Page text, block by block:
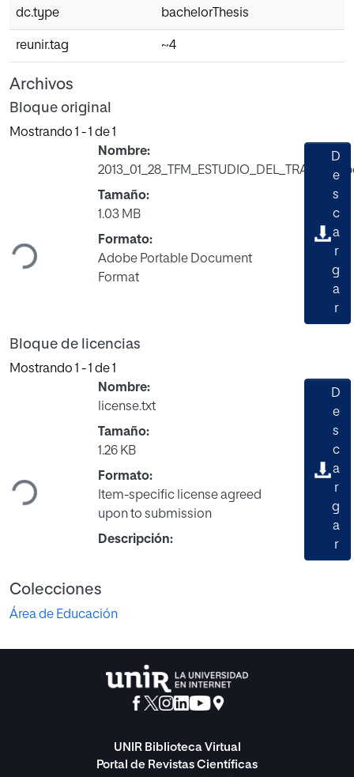
dc.type bachelorThesis
reunir.tag ~4
Archivos
Bloque original
Mostrando 1 - 1 de 1
Cargando...
Nombre:
Tamaño:
1.03 MB
Formato:
Adobe Portable Document
Format
D
e
s
c
a
r
g
a
r
Bloque de licencias
Mostrando 1 - 1 de 1
Cargando...
Nombre:
license.txt
Tamaño:
1.26 KB
Formato:
Item-specific license agreed
upon to submission
Descripción:
D
e
s
c
a
r
g
a
r
Colecciones
Área de Educación
UNIR Biblioteca Virtual
Portal de Revistas Científicas